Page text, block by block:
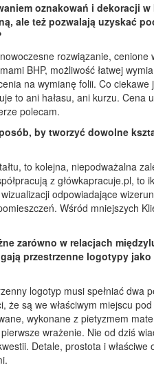
oznakowań i dekoracji
ale też pozwalają uzyskać
rozwiązanie,
BHP, możliwość łatwej
na wymianę folii. Co
to ani hałasu, ani kurzu. Cena
polecam.
by tworzyć dowolne
to kolejna, niepodważalna
z główkapracuje.pl,
odpowiadające
Wśród mniejszych
zarówno w relacjach
przestrzenne logotypy
logotyp musi spełniać
że są we właściwym miejscu
wykonane z pietyzmem
wrażenie. Nie od dziś
Detale, prostota i